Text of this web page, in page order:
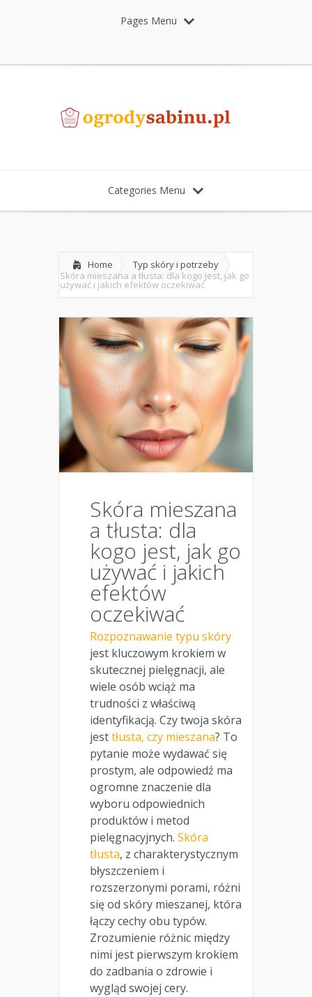
Pages Menu
Categories Menu
Home
Typ skóry i potrzeby
Skóra mieszana a tłusta: dla kogo jest, jak go
używać i jakich efektów oczekiwać
Skóra mieszana
a tłusta: dla
kogo jest, jak go
używać i jakich
efektów
oczekiwać
Rozpoznawanie typu skóry
jest kluczowym krokiem w
skutecznej pielęgnacji, ale
wiele osób wciąż ma
trudności z właściwą
identyfikacją. Czy twoja skóra
jesttłusta, czy mieszana? To
pytanie może wydawać się
prostym, ale odpowiedź ma
ogromne znaczenie dla
wyboru odpowiednich
produktów i metod
pielęgnacyjnych. Skóra
tłusta, z charakterystycznym
błyszczeniem i
rozszerzonymi porami, różni
się od skóry mieszanej, która
łączy cechy obu typów.
Zrozumienie różnic między
nimi jest pierwszym krokiem
do zadbania o zdrowie i
wygląd swojej cery.